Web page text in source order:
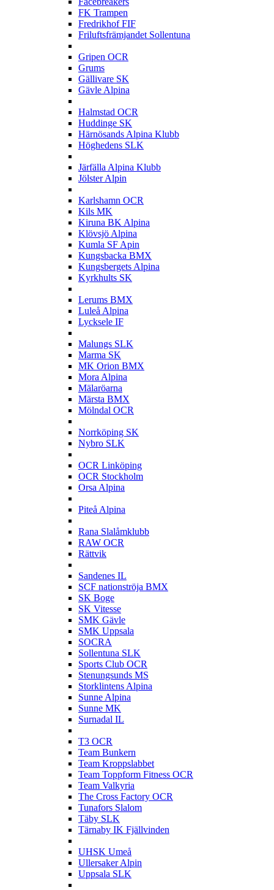
FK Trampen
Fredrikhof FIF
Friluftsfrämjandet Sollentuna
Gripen OCR
Grums
Gällivare SK
Gävle Alpina
Halmstad OCR
Huddinge SK
Härnösands Alpina Klubb
Höghedens SLK
Järfälla Alpina Klubb
Jölster Alpin
Karlshamn OCR
Kils MK
Kiruna BK Alpina
Klövsjö Alpina
Kumla SF Apin
Kungsbacka BMX
Kungsbergets Alpina
Kyrkhults SK
Lerums BMX
Luleå Alpina
Lycksele IF
Malungs SLK
Marma SK
MK Orion BMX
Mora Alpina
Mälaröarna
Märsta BMX
Mölndal OCR
Norrköping SK
Nybro SLK
OCR Linköping
OCR Stockholm
Orsa Alpina
Piteå Alpina
Rana Slalåmklubb
RAW OCR
Rättvik
Sandenes IL
SCF nationströja BMX
SK Boge
SK Vitesse
SMK Gävle
SMK Uppsala
SOCRA
Sollentuna SLK
Sports Club OCR
Stenungsunds MS
Storklintens Alpina
Sunne Alpina
Sunne MK
Surnadal IL
T3 OCR
Team Bunkern
Team Kroppslabbet
Team Toppform Fitness OCR
Team Valkyria
The Cross Factory OCR
Tunafors Slalom
Täby SLK
Tärnaby IK Fjällvinden
UHSK Umeå
Ullersaker Alpin
Uppsala SLK